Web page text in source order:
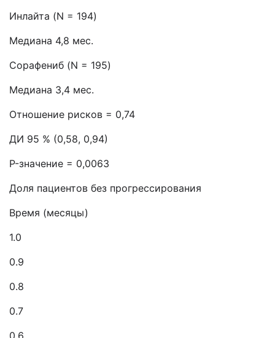
Инлайта (N = 194)
Медиана 4,8 мес.
Сорафениб (N = 195)
Медиана 3,4 мес.
Отношение рисков = 0,74
ДИ 95 % (0,58, 0,94)
P-значение = 0,0063
Доля пациентов без прогрессирования
Время (месяцы)
1.0
0.9
0.8
0.7
0.6